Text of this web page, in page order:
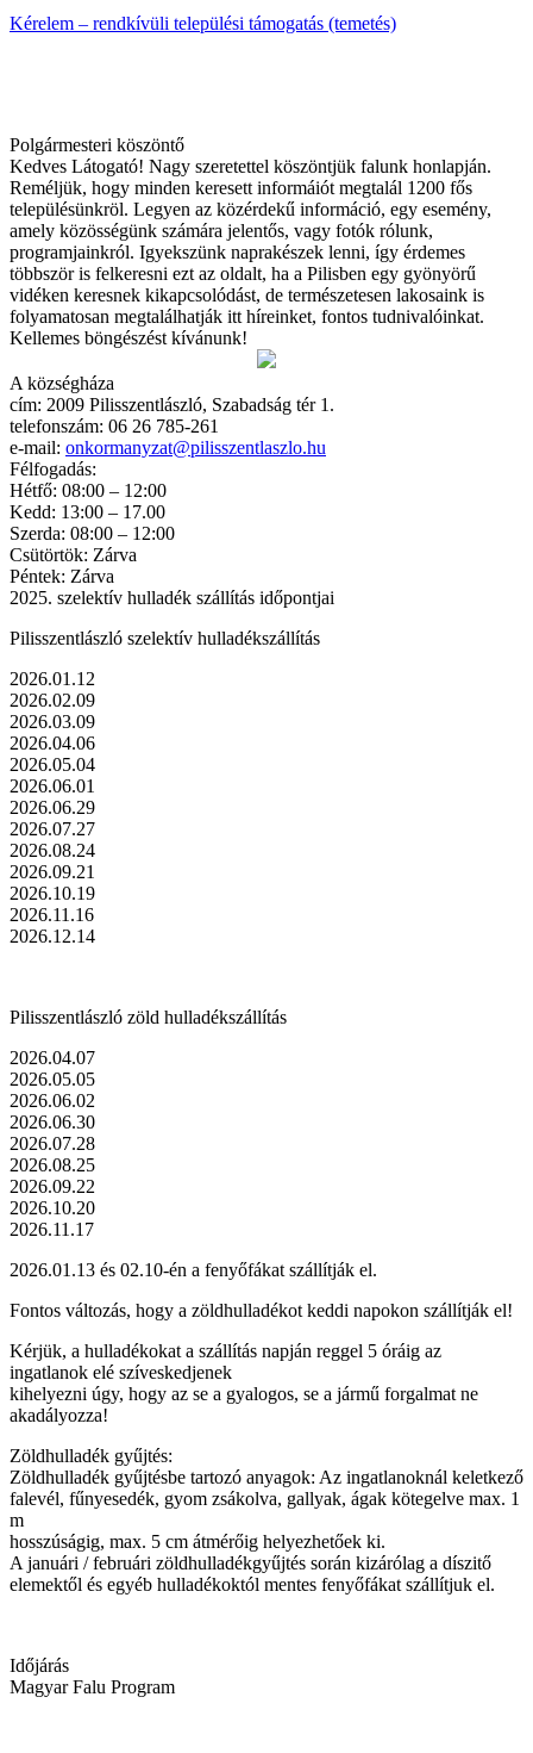
Kérelem – rendkívüli települési támogatás (temetés)
Polgármesteri köszöntő
Kedves Látogató! Nagy szeretettel köszöntjük falunk honlapján.
Reméljük, hogy minden keresett informáiót megtalál 1200 fős
településünkröl. Legyen az közérdekű információ, egy esemény,
amely közösségünk számára jelentős, vagy fotók rólunk,
programjainkról. Igyekszünk naprakészek lenni, így érdemes
többször is felkeresni ezt az oldalt, ha a Pilisben egy gyönyörű
vidéken keresnek kikapcsolódást, de természetesen lakosaink is
folyamatosan megtalálhatják itt híreinket, fontos tudnivalóinkat.
Kellemes böngészést kívánunk!
A községháza
cím: 2009 Pilisszentlászló, Szabadság tér 1.
telefonszám: 06 26 785-261
e-mail: onkormanyzat@pilisszentlaszlo.hu
Félfogadás:
Hétfő: 08:00 – 12:00
Kedd: 13:00 – 17.00
Szerda: 08:00 – 12:00
Csütörtök: Zárva
Péntek: Zárva
2025. szelektív hulladék szállítás időpontjai
Pilisszentlászló szelektív hulladékszállítás
2026.01.12
2026.02.09
2026.03.09
2026.04.06
2026.05.04
2026.06.01
2026.06.29
2026.07.27
2026.08.24
2026.09.21
2026.10.19
2026.11.16
2026.12.14
Pilisszentlászló zöld hulladékszállítás
2026.04.07
2026.05.05
2026.06.02
2026.06.30
2026.07.28
2026.08.25
2026.09.22
2026.10.20
2026.11.17
2026.01.13 és 02.10-én a fenyőfákat szállítják el.
Fontos változás, hogy a zöldhulladékot keddi napokon szállítják el!
Kérjük, a hulladékokat a szállítás napján reggel 5 óráig az
ingatlanok elé szíveskedjenek
kihelyezni úgy, hogy az se a gyalogos, se a jármű forgalmat ne
akadályozza!
Zöldhulladék gyűjtés:
Zöldhulladék gyűjtésbe tartozó anyagok: Az ingatlanoknál keletkező
falevél, fűnyesedék, gyom zsákolva, gallyak, ágak kötegelve max. 1
m
hosszúságig, max. 5 cm átmérőig helyezhetőek ki.
A januári / februári zöldhulladékgyűjtés során kizárólag a díszitő
elemektől és egyéb hulladékoktól mentes fenyőfákat szállítjuk el.
Időjárás
Magyar Falu Program